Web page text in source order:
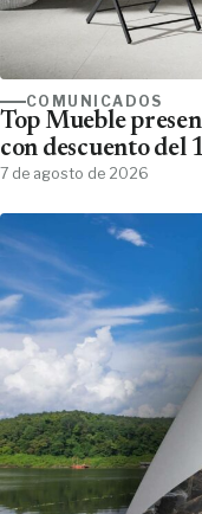
COMUNICADOS
Top Mueble
con descuento del
7 de agosto de 2026